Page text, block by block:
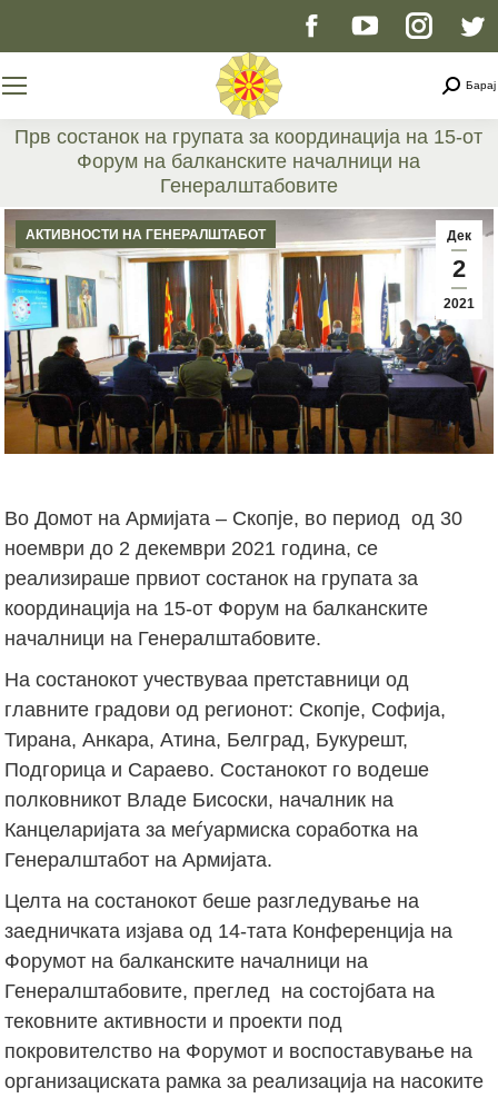
Facebook
opens
in
new
window
YouTube
opens
new
window
page
opens
new
window
Барај
Прв состанок на групата за координација на 15-от
Форум на балканските началници на
Генералштабовите
You are here:
Дек
2
2021
АКТИВНОСТИ НА ГЕНЕРАЛШТАБОТ
Во Домот на Армијата – Скопје, во период од 30
ноември до 2 декември 2021 година, се
реализираше првиот состанок на групата за
координација на 15-от Форум на балканските
началници на Генералштабовите.
На состанокот учествуваа претставници од
главните градови од регионот: Скопје, Софија,
Тирана, Анкара, Атина, Белград, Букурешт,
Подгорица и Сараево. Состанокот го водеше
полковникот Владе Бисоски, началник на
Канцеларијата за меѓуармиска соработка на
Генералштабот на Армијата.
Целта на состанокот беше разгледување на
заедничката изјава од 14-тата Конференција на
Форумот на балканските началници на
Генералштабовите, преглед на состојбата на
тековните активности и проекти под
покровителство на Форумот и воспоставување на
организациската рамка за реализација на насоките